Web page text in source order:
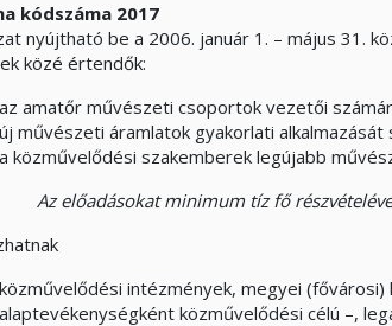
kódszáma 2017
nyújtható be a 2006. január 1. – május 31.
közé értendők:
az amatőr művészeti csoportok vezetői
új művészeti áramlatok gyakorlati alkalmazását
a közművelődési szakemberek legújabb
Az előadásokat minimum tíz fő
közművelődési intézmények, megyei
alaptevékenységként közművelődési célú –,